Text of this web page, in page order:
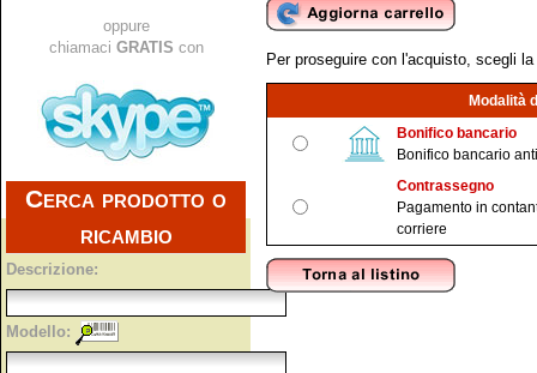
oppure
chiamaci GRATIS con
Cerca prodotto o
ricambio
Descrizione:
Modello:
Per proseguire con l'acquisto, scegli
Modalità
Bonifico bancario
Bonifico bancario
Contrassegno
Pagamento in
corriere